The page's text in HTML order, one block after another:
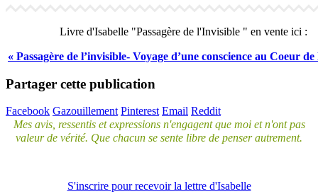
Livre d'Isabelle "Passagère de l'Invisible " en vente ici :
« Passagère de l’invisible- Voyage d’une conscience au Coeur
Partager cette publication
Facebook Gazouillement Pinterest Email Reddit
Mes avis, ressentis et expressions n'engagent que moi et n'ont pas
valeur de vérité. Que chacun se sente libre de penser autrement.
S'inscrire pour recevoir la lettre d'Isabelle